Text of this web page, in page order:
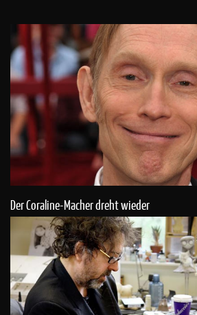
Der Coraline-Macher dreht wieder